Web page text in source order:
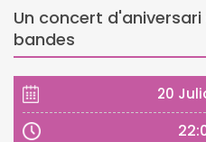
Un concert
bandes
20